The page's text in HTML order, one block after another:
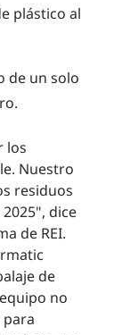
plástico al
de un solo
los
Nuestro
residuos
dice
de REI.
de
no